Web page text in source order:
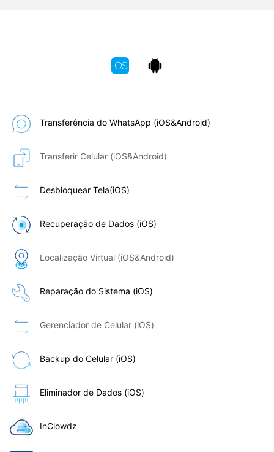
Transferência do WhatsApp (iOS&Android)
Transferir Celular (iOS&Android)
Desbloquear Tela(iOS)
Recuperação de Dados (iOS)
Localização Virtual (iOS&Android)
Reparação do Sistema (iOS)
Gerenciador de Celular (iOS)
Backup do Celular (iOS)
Eliminador de Dados (iOS)
InClowdz